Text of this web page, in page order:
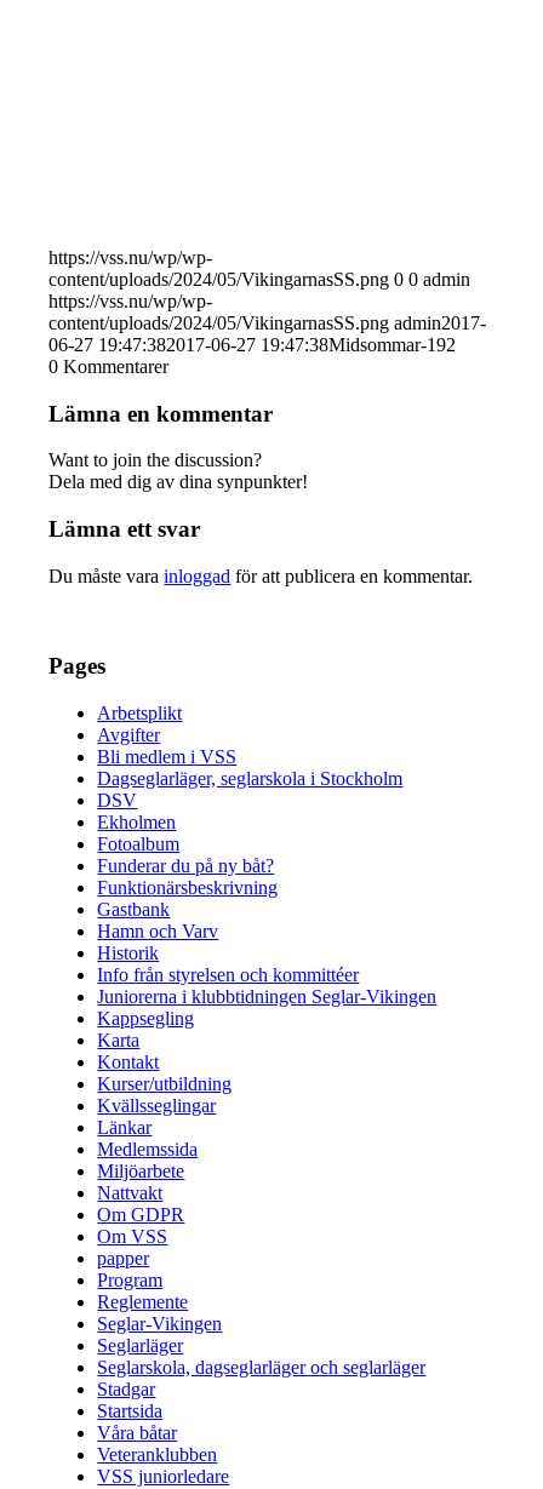
https://vss.nu/wp/wp-
content/uploads/2024/05/VikingarnasSS.png 0 0 admin
https://vss.nu/wp/wp-
content/uploads/2024/05/VikingarnasSS.png admin2017-
06-27 19:47:382017-06-27 19:47:38Midsommar-192
0 Kommentarer
Lämna en kommentar
Want to join the discussion?
Dela med dig av dina synpunkter!
Lämna ett svar
Du måste varainloggad för att publicera en kommentar.
Pages
Arbetsplikt
Avgifter
Bli medlem i VSS
Dagseglarläger, seglarskola i Stockholm
DSV
Ekholmen
Fotoalbum
Funderar du på ny båt?
Funktionärsbeskrivning
Gastbank
Hamn och Varv
Historik
Info från styrelsen och kommittéer
Juniorerna i klubbtidningen Seglar-Vikingen
Kappsegling
Karta
Kontakt
Kurser/utbildning
Kvällsseglingar
Länkar
Medlemssida
Miljöarbete
Nattvakt
Om GDPR
Om VSS
papper
Program
Reglemente
Seglar-Vikingen
Seglarläger
Seglarskola, dagseglarläger och seglarläger
Stadgar
Startsida
Våra båtar
Veteranklubben
VSS juniorledare